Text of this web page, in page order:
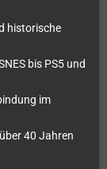
historische
bis PS5 und
im
40 Jahren